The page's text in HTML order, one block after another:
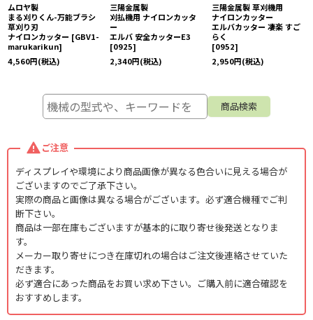
ムロヤ製
まる刈りくん-万能ブラシ
草刈り刃
ナイロンカッター [GBV1-
marukarikun]
4,560円(税込)
三陽金属製
刈払機用 ナイロンカッタ
ー
エルバ 安全カッターE3
[0925]
2,340円(税込)
三陽金属製 草刈機用
ナイロンカッター
エルバカッター 凄楽 すご
らく
[0952]
2,950円(税込)
ご注意
ディスプレイや環境により商品画像が異なる色合いに見える場合が
ございますのでご了承下さい。
実際の商品と画像は異なる場合がございます。必ず適合機種でご判
断下さい。
商品は一部在庫もございますが基本的に取り寄せ後発送となりま
す。
メーカー取り寄せにつき在庫切れの場合はご注文後連絡させていた
だきます。
必ず適合にあった商品をお買い求め下さい。ご購入前に適合確認を
おすすめします。